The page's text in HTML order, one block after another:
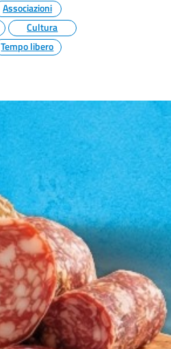
Associazioni
Cultura
Tempo libero